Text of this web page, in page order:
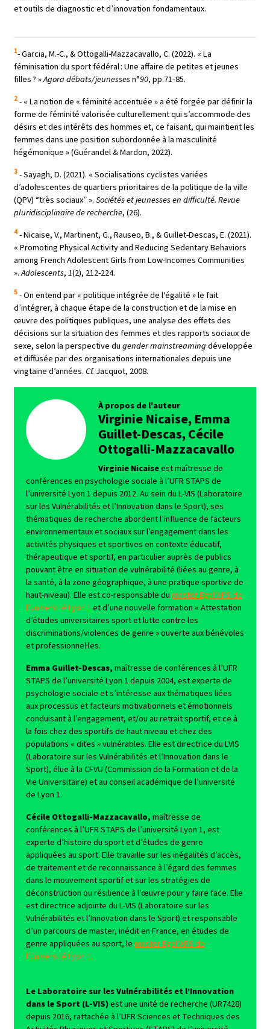
et outils de diagnostic et d’innovation fondamentaux.
1-Garcia, M.-C., & Ottogalli-Mazzacavallo, C. (2022). «La
féminisation du sport fédéral : Une affaire de petites et jeunes
filles ?»Agora débats/jeunessesn°90, pp.71‑85.
2 -« La notion de « féminité accentuée » a été forgée par définir la
forme de féminité valorisée culturellement qui s’accommode des
désirs et des intérêts des hommes et, ce faisant, qui maintient les
femmes dans une position subordonnée à la masculinité
hégémonique » (Guérandel & Mardon, 2022).
3 -Sayagh, D. (2021). « Socialisations cyclistes variées
d’adolescentes de quartiers prioritaires de la politique de la ville
(QPV) “très sociaux” ».Sociétés et jeunesses en difficulté. Revue
pluridisciplinaire de recherche, (26).
4 -Nicaise, V., Martinent, G., Rauseo, B., & Guillet-Descas, E. (2021).
«Promoting Physical Activity and Reducing Sedentary Behaviors
among French Adolescent Girls from Low-Incomes Communities
».Adolescents,1(2), 212-224.
5 -On entend par « politique intégrée de l’égalité » le fait
d’intégrer, à chaque étape de la construction et de la mise en
œuvre des politiques publiques, une analyse des effets des
décisions sur la situation des femmes et des rapports sociaux de
sexe, selon la perspective dugender mainstreamingdéveloppée
et diffusée par des organisations internationales depuis une
vingtaine d’années.Cf.Jacquot, 2008.
À propos de l'auteur
Virginie Nicaise, Emma
Guillet-Descas, Cécile
Ottogalli-Mazzacavallo
Virginie Nicaiseest maîtresse de
conférences en psychologie sociale à l’UFR STAPS de
l’université Lyon 1 depuis 2012. Au sein du L-VIS (Laboratoire
sur les Vulnérabilités et l’Innovation dans le Sport), ses
thématiques de recherche abordent l’influence de facteurs
environnementaux et sociaux sur l’engagement dans les
activités physiques et sportives en contexte éducatif,
thérapeutique et sportif, en particulier auprès de publics
pouvant être en situation de vulnérabilité (liées au genre, à
la santé, à la zone géographique, à une pratique sportive de
haut-niveau). Elle est co-responsable dumaster Egal’APS de
l’université Lyon 1et d’une nouvelle formation « Attestation
d’études universitaires sport et lutte contre les
discriminations/violences de genre » ouverte aux bénévoles
et professionnel·les.
Emma Guillet-Descas,maîtresse de conférences à l’UFR
STAPS de l’université Lyon 1 depuis 2004, est experte de
psychologie sociale et s’intéresse aux thématiques liées
aux processus et facteurs motivationnels et émotionnels
conduisant à l’engagement, et/ou au retrait sportif, et ce à
la fois chez des sportifs de haut niveau et chez des
populations « dites » vulnérables. Elle est directrice du LVIS
(Laboratoire sur les Vulnérabilités et l’Innovation dans le
Sport), élue à la CFVU (Commission de la Formation et de la
Vie Universitaire) et au conseil académique de l’université
de Lyon 1.
Cécile Ottogalli-Mazzacavallo,maîtresse de
conférences à l’UFR STAPS de l’université Lyon 1, est
experte d’histoire du sport et d’études de genre
appliquées au sport. Elle travaille sur les inégalités d’accès,
de traitement et de reconnaissance à l’égard des femmes
dans le mouvement sportif et sur les stratégies de
déconstruction ou résilience à l’œuvre pour y faire face. Elle
est directrice adjointe du L-VIS (Laboratoire sur les
Vulnérabilités et l’Innovation dans le Sport) et responsable
d’un parcours de master, inédit en France, en études de
genre appliquées au sport, lemaster Egal’APS de
l’université Lyon 1.
Le Laboratoire sur les Vulnérabilités et l’Innovation
dans le Sport (L-VIS)est une unité de recherche (UR7428)
depuis 2016, rattachée à l’UFR Sciences et Techniques des